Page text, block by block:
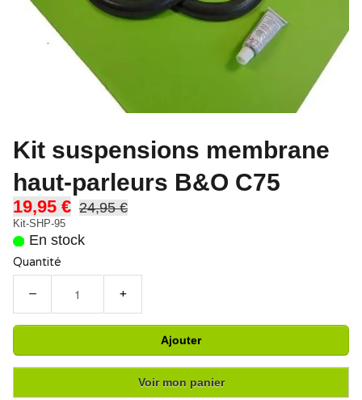
Kit suspensions membrane
haut-parleurs B&O C75
19,95 € 24,95 €
Kit-SHP-95
En stock
Quantité
− +
Ajouter
Voir mon panier